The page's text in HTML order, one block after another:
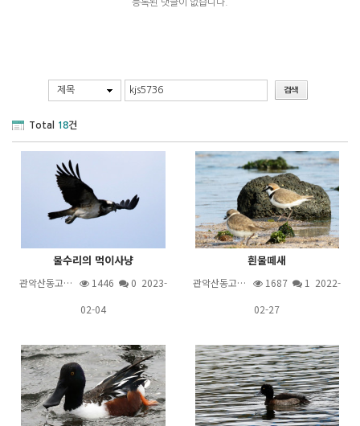
등록된 댓글이 없습니다.
제목
Total 18건
물수리의 먹이사냥
관악산동고… 1446
0 2023-
02-04
흰물떼새
관악산동고… 1687 1 2022-
02-27